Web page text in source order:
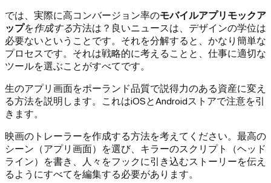
では、実際に高コンバージョン率のモバイルアプリモックア
ップを作成する方法は？良いニュースは、デザインの学位は
必要ないということです。それを分解すると、かなり簡単な
プロセスです。それは戦略的に考えることと、仕事に適切な
ツールを選ぶことがすべてです。
生のアプリ画面をポーランド品質で説得力のある資産に変え
る方法を説明します。これはiOSとAndroidストアで注意を引
きます。
映画のトレーラーを作成する方法を考えてください。最高の
シーン（アプリ画面）を選び、キラーのスクリプト（ヘッド
ライン）を書き、人々をフックに引き込むストーリーを伝え
るようにすべてを編集する必要があります。